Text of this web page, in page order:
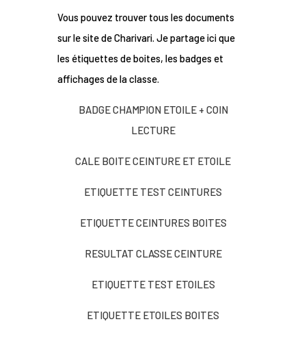
Vous pouvez trouver tous les documents
sur le site de Charivari. Je partage ici que
les étiquettes de boites, les badges et
affichages de la classe.
BADGE CHAMPION ETOILE + COIN
LECTURE
CALE BOITE CEINTURE ET ETOILE
ETIQUETTE TEST CEINTURES
ETIQUETTE CEINTURES BOITES
RESULTAT CLASSE CEINTURE
ETIQUETTE TEST ETOILES
ETIQUETTE ETOILES BOITES